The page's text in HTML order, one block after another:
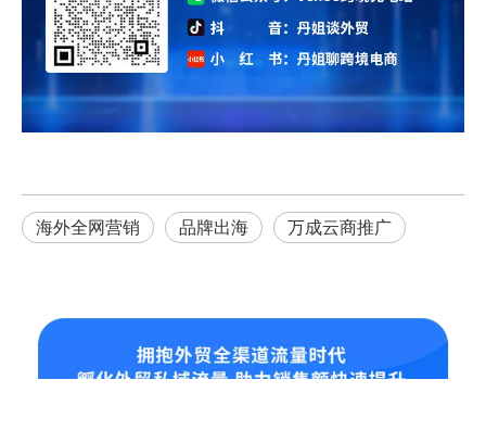
海外全网营销 品牌出海 万成云商推广